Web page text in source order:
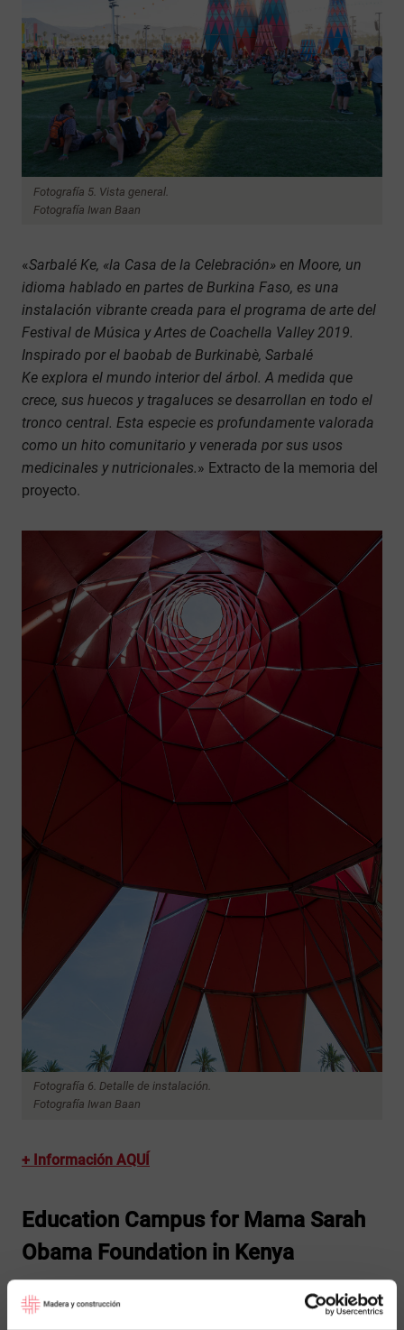
Fotografía 5. Vista general.
Fotografía Iwan Baan
«Sarbalé Ke, «la Casa de la Celebración» en Moore, un
idioma hablado en partes de Burkina Faso, es una
instalación vibrante creada para el programa de arte del
Festival de Música y Artes de Coachella Valley 2019.
Inspirado por el baobab de Burkinabè, Sarbalé
Ke explora el mundo interior del árbol. A medida que
crece, sus huecos y tragaluces se desarrollan en todo el
tronco central. Esta especie es profundamente valorada
como un hito comunitario y venerada por sus usos
medicinales y nutricionales.» Extracto de la memoria del
proyecto.
Fotografía 6. Detalle de instalación.
Fotografía Iwan Baan
+ Información AQUÍ
Education Campus for Mama Sarah
Obama Foundation in Kenya
Año : 2014 (en construcción)